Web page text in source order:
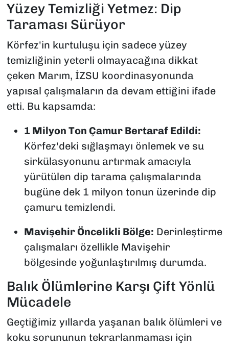
Yüzey Temizliği Yetmez: Dip
Taraması Sürüyor
Körfez'in kurtuluşu için sadece yüzey
temizliğinin yeterli olmayacağına dikkat
çeken Marım, İZSU koordinasyonunda
yapısal çalışmaların da devam ettiğini ifade
etti. Bu kapsamda:
1 Milyon Ton Çamur Bertaraf Edildi:
Körfez'deki sığlaşmayı önlemek ve su
sirkülasyonunu artırmak amacıyla
yürütülen dip tarama çalışmalarında
bugüne dek 1 milyon tonun üzerinde dip
çamuru temizlendi.
Mavişehir Öncelikli Bölge: Derinleştirme
çalışmaları özellikle Mavişehir
bölgesinde yoğunlaştırılmış durumda.
Balık Ölümlerine Karşı Çift Yönlü
Mücadele
Geçtiğimiz yıllarda yaşanan balık ölümleri ve
koku sorununun tekrarlanmaması için